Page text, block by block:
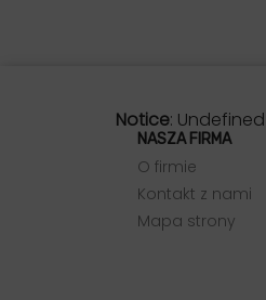
Notice:
NASZA FIRMA
O firmie
Kontakt z nami
Mapa strony